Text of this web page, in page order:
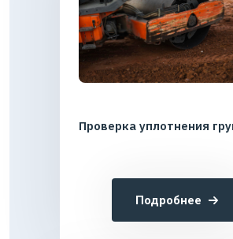
Проверка уплотнения
Подробнее